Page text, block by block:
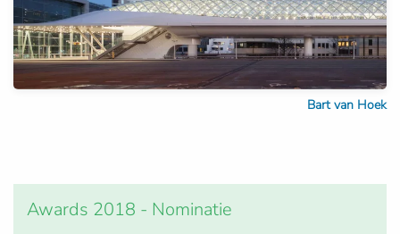
Bart van Hoek
Awards 2018 - Nominatie